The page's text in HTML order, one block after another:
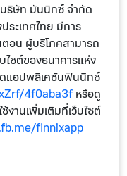
ริษัท มันนิกซ์ จำกัด
ระเทศไทย มีการ
อน ผู้บริโภคสามารถ
ซต์ของธนาคารแห่ง
ดแอปพลิเคชันฟินนิกซ์
4f0aba3fหรือดู
งานเพิ่มเติมที่เว็บไซต์
finnixapp